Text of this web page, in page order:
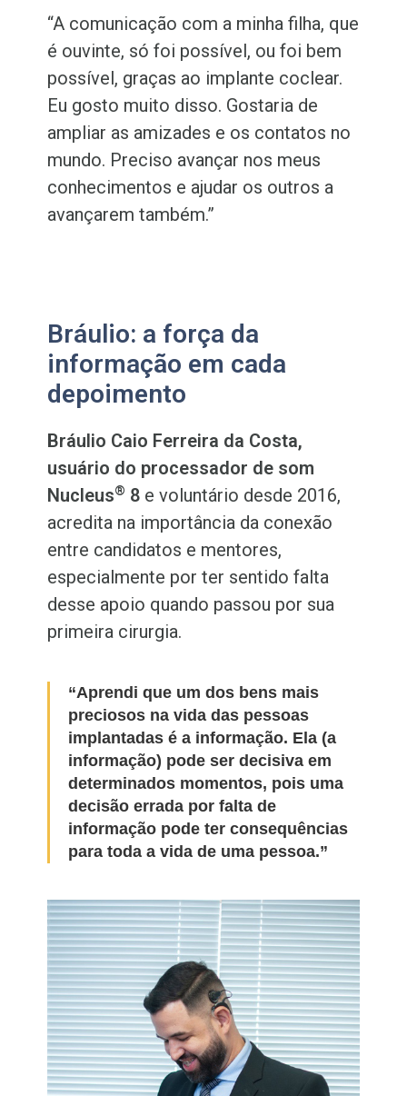
“A comunicação com a minha filha, que
é ouvinte, só foi possível, ou foi bem
possível, graças ao implante coclear.
Eu gosto muito disso. Gostaria de
ampliar as amizades e os contatos no
mundo. Preciso avançar nos meus
conhecimentos e ajudar os outros a
avançarem também.”
Bráulio: a força da
informação em cada
depoimento
Bráulio Caio Ferreira da Costa,
usuário do processador de som
Nucleus® 8 e voluntário desde 2016,
acredita na importância da conexão
entre candidatos e mentores,
especialmente por ter sentido falta
desse apoio quando passou por sua
primeira cirurgia.
“Aprendi que um dos bens mais
preciosos na vida das pessoas
implantadas é a informação. Ela (a
informação) pode ser decisiva em
determinados momentos, pois uma
decisão errada por falta de
informação pode ter consequências
para toda a vida de uma pessoa.”